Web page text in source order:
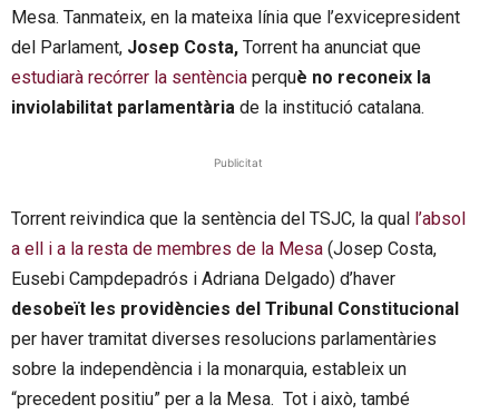
Mesa. Tanmateix, en la mateixa línia que l’exvicepresident
del Parlament, Josep Costa, Torrent ha anunciat que
estudiarà recórrer la sentència perquè no reconeix la
inviolabilitat parlamentària de la institució catalana.
Publicitat
Torrent reivindica que la sentència del TSJC, la qual l’absol
a ell i a la resta de membres de la Mesa (Josep Costa,
Eusebi Campdepadrós i Adriana Delgado) d’haver
desobeït les providències del Tribunal Constitucional
per haver tramitat diverses resolucions parlamentàries
sobre la independència i la monarquia, estableix un
“precedent positiu” per a la Mesa. Tot i això, també